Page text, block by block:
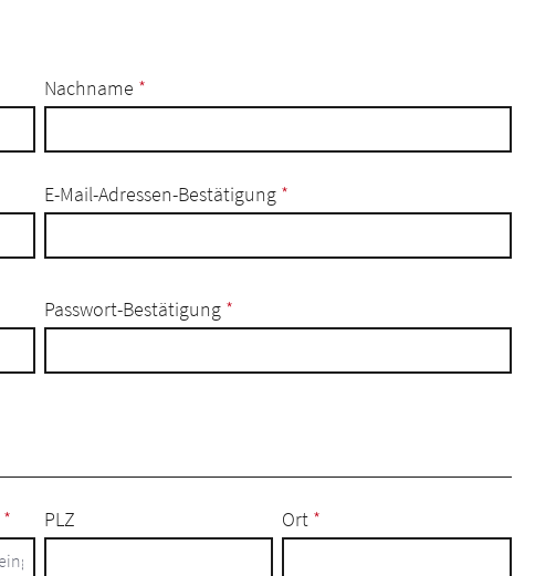
Nachname *
E-Mail-Adressen-Bestätigung *
Passwort-Bestätigung *
* PLZ Ort *